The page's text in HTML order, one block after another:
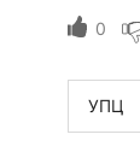
0
УПЦ